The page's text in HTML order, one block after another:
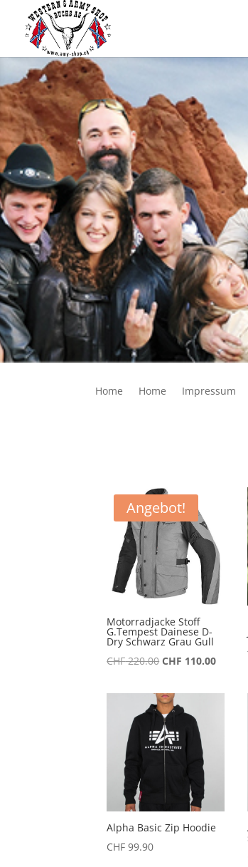
Home Home Impressum
Angebot!
Motorradjacke Stoff
G.Tempest Dainese D-
Dry Schwarz Grau Gull
CHF220.00Ursprünglicher
war:
CHF 220.00
CHF 110.00
ist:
Alpha Basic Zip Hoodie
CHF 99.90